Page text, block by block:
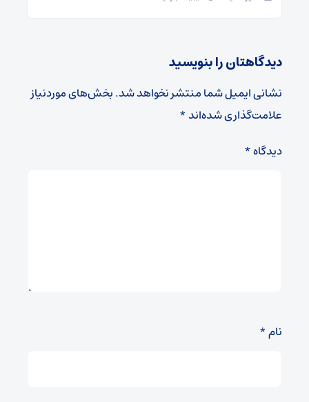
دیدگاهتان را بنویسید
نشانی ایمیل شما منتشر نخواهد شد.بخش‌های موردنیاز
علامت‌گذاری شده‌اند*
دیدگاه*
نام*